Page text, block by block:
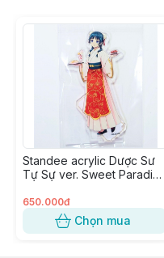
Standee acrylic Dược Sư
Tự Sự ver. Sweet Paradise
650.000đ
Chọn mua